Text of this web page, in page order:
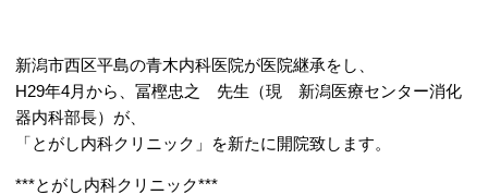
新潟市西区平島の青木内科医院が医院継承をし、
H29年4月から、冨樫忠之 先生（現 新潟医療センター消化
器内科部長）が、
「とがし内科クリニック」を新たに開院致します。
***とがし内科クリニック***